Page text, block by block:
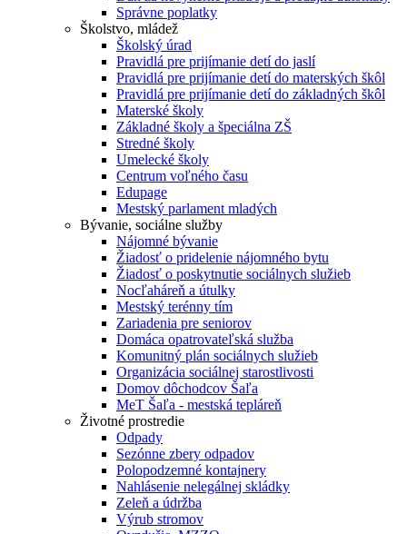
Správne poplatky
Školstvo, mládež
Školský úrad
Pravidlá pre prijímanie detí do jaslí
Pravidlá pre prijímanie detí do materských škôl
Pravidlá pre prijímanie detí do základných škôl
Materské školy
Základné školy a špeciálna ZŠ
Stredné školy
Umelecké školy
Centrum voľného času
Edupage
Mestský parlament mladých
Bývanie, sociálne služby
Nájomné bývanie
Žiadosť o pridelenie nájomného bytu
Žiadosť o poskytnutie sociálnych služieb
Nocľaháreň a útulky
Mestský terénny tím
Zariadenia pre seniorov
Domáca opatrovateľská služba
Komunitný plán sociálnych služieb
Organizácia sociálnej starostlivosti
Domov dôchodcov Šaľa
MeT Šaľa - mestská tepláreň
Životné prostredie
Odpady
Sezónne zbery odpadov
Polopodzemné kontajnery
Nahlásenie nelegálnej skládky
Zeleň a údržba
Výrub stromov